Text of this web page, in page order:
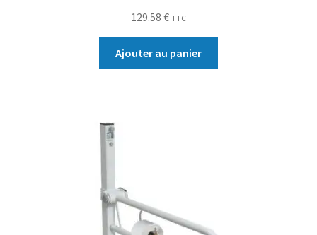
129.58 € TTC
Ajouter au panier